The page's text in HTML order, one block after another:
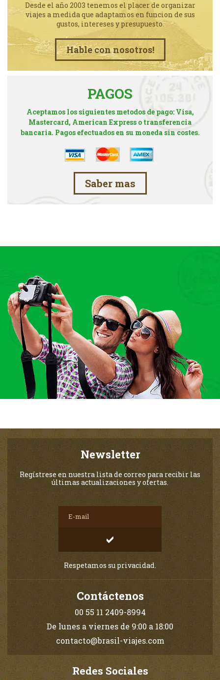
Desde el año 2003 tenemos el placer de organizar
viajes a medida que adaptamos en funcion de sus
gustos, intereses y presupuesto.
Hable con nosotros!
PAGOS
Aceptamos los siguientes metodos de pago: Visa,
Mastercard, American Express o transferencia
bancaria. Pagos efectuados en su moneda sin costes.
Saber mas
Newsletter
Regístrese en nuestra lista de correo para recibir las
últimas actualizaciones y ofertas.
Respetamos su privacidad.
Contáctenos
00 55 11 2409-8994
De lunes a viernes de 9:00 a 18:00
contacto@brasil-viajes.com
Redes Sociales